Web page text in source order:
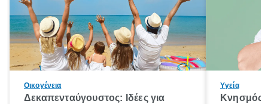
Οικογένεια
Δεκαπενταύγουστος: Ιδέες για
Υγεία
Κνησμός: